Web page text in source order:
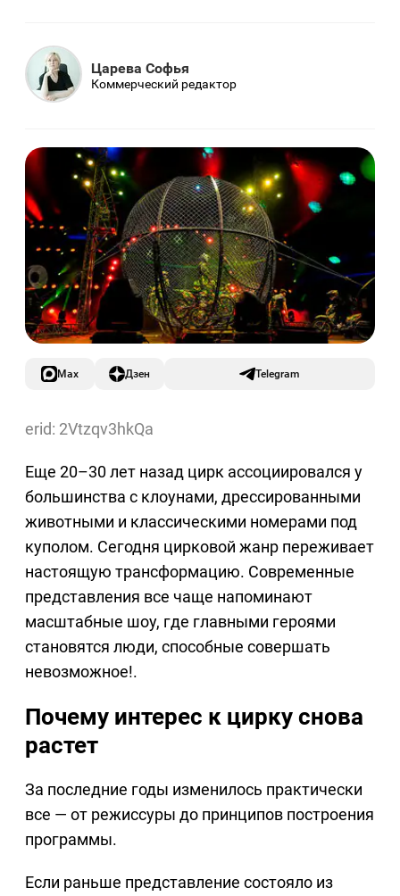
Царева Софья
Коммерческий редактор
Max Дзен Telegram
erid: 2Vtzqv3hkQa
Еще 20–30 лет назад цирк ассоциировался у
большинства с клоунами, дрессированными
животными и классическими номерами под
куполом. Сегодня цирковой жанр переживает
настоящую трансформацию. Современные
представления все чаще напоминают
масштабные шоу, где главными героями
становятся люди, способные совершать
невозможное!.
Почему интерес к цирку снова
растет
За последние годы изменилось практически
все — от режиссуры до принципов построения
программы.
Если раньше представление состояло из